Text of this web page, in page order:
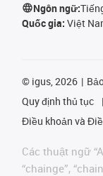
Ngôn ngữ:
Quốc gia: Việt
© igus, 2026
Quy định thủ tục
Điều khoản và
Các thuật ngữ
“chainge”,